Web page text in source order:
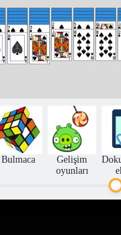
Bulmaca
Gelişim
oyunları